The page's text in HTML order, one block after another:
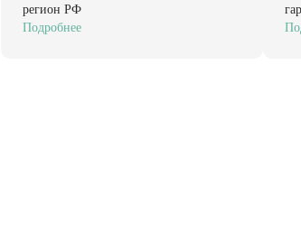
регион РФ
Подробнее